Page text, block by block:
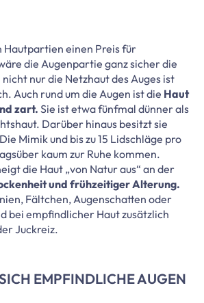
Hautpartien einen Preis für
die Augenpartie ganz sicher die
nur die Netzhaut des Auges ist
Auch rund um die Augen ist die Haut
zart. Sie ist etwa fünfmal dünner als
Darüber hinaus besitzt sie
Mimik und bis zu 15 Lidschläge pro
kaum zur Ruhe kommen.
die Haut „von Natur aus“ an der
und frühzeitiger Alterung.
Fältchen, Augenschatten oder
bei empfindlicher Haut zusätzlich
Juckreiz.
EMPFINDLICHE AUGEN